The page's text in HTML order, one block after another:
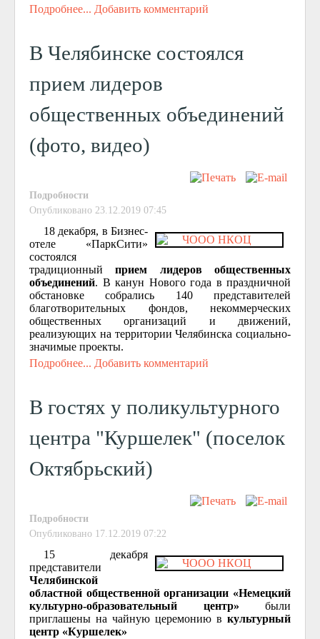
Подробнее... Добавить комментарий
В Челябинске состоялся
прием лидеров
общественных объединений
(фото, видео)
Подробности
Опубликовано 23.12.2019 07:45
18 декабря, в Бизнес-
отеле «ПаркСити»
состоялся
традиционныйприем лидеров общественных
объединений. В канун Нового года в праздничной
обстановке собрались 140 представителей
благотворительных фондов, некоммерческих
общественных организаций и движений,
реализующих на территории Челябинска социально-
значимые проекты.
Подробнее... Добавить комментарий
В гостях у поликультурного
центра "Куршелек" (поселок
Октябрьский)
Подробности
Опубликовано 17.12.2019 07:22
15 декабря
представители
Челябинской
областной общественной организации «Немецкий
культурно-образовательный центр» были
приглашены на чайную церемонию в культурный
центр «Куршелек»